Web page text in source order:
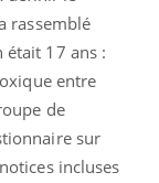
rassemblé
était 17 ans :
entre
de
sur
incluses